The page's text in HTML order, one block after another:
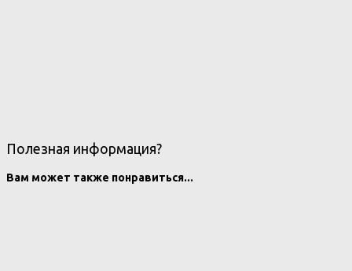
Полезная информация?
Вам может также понравиться...